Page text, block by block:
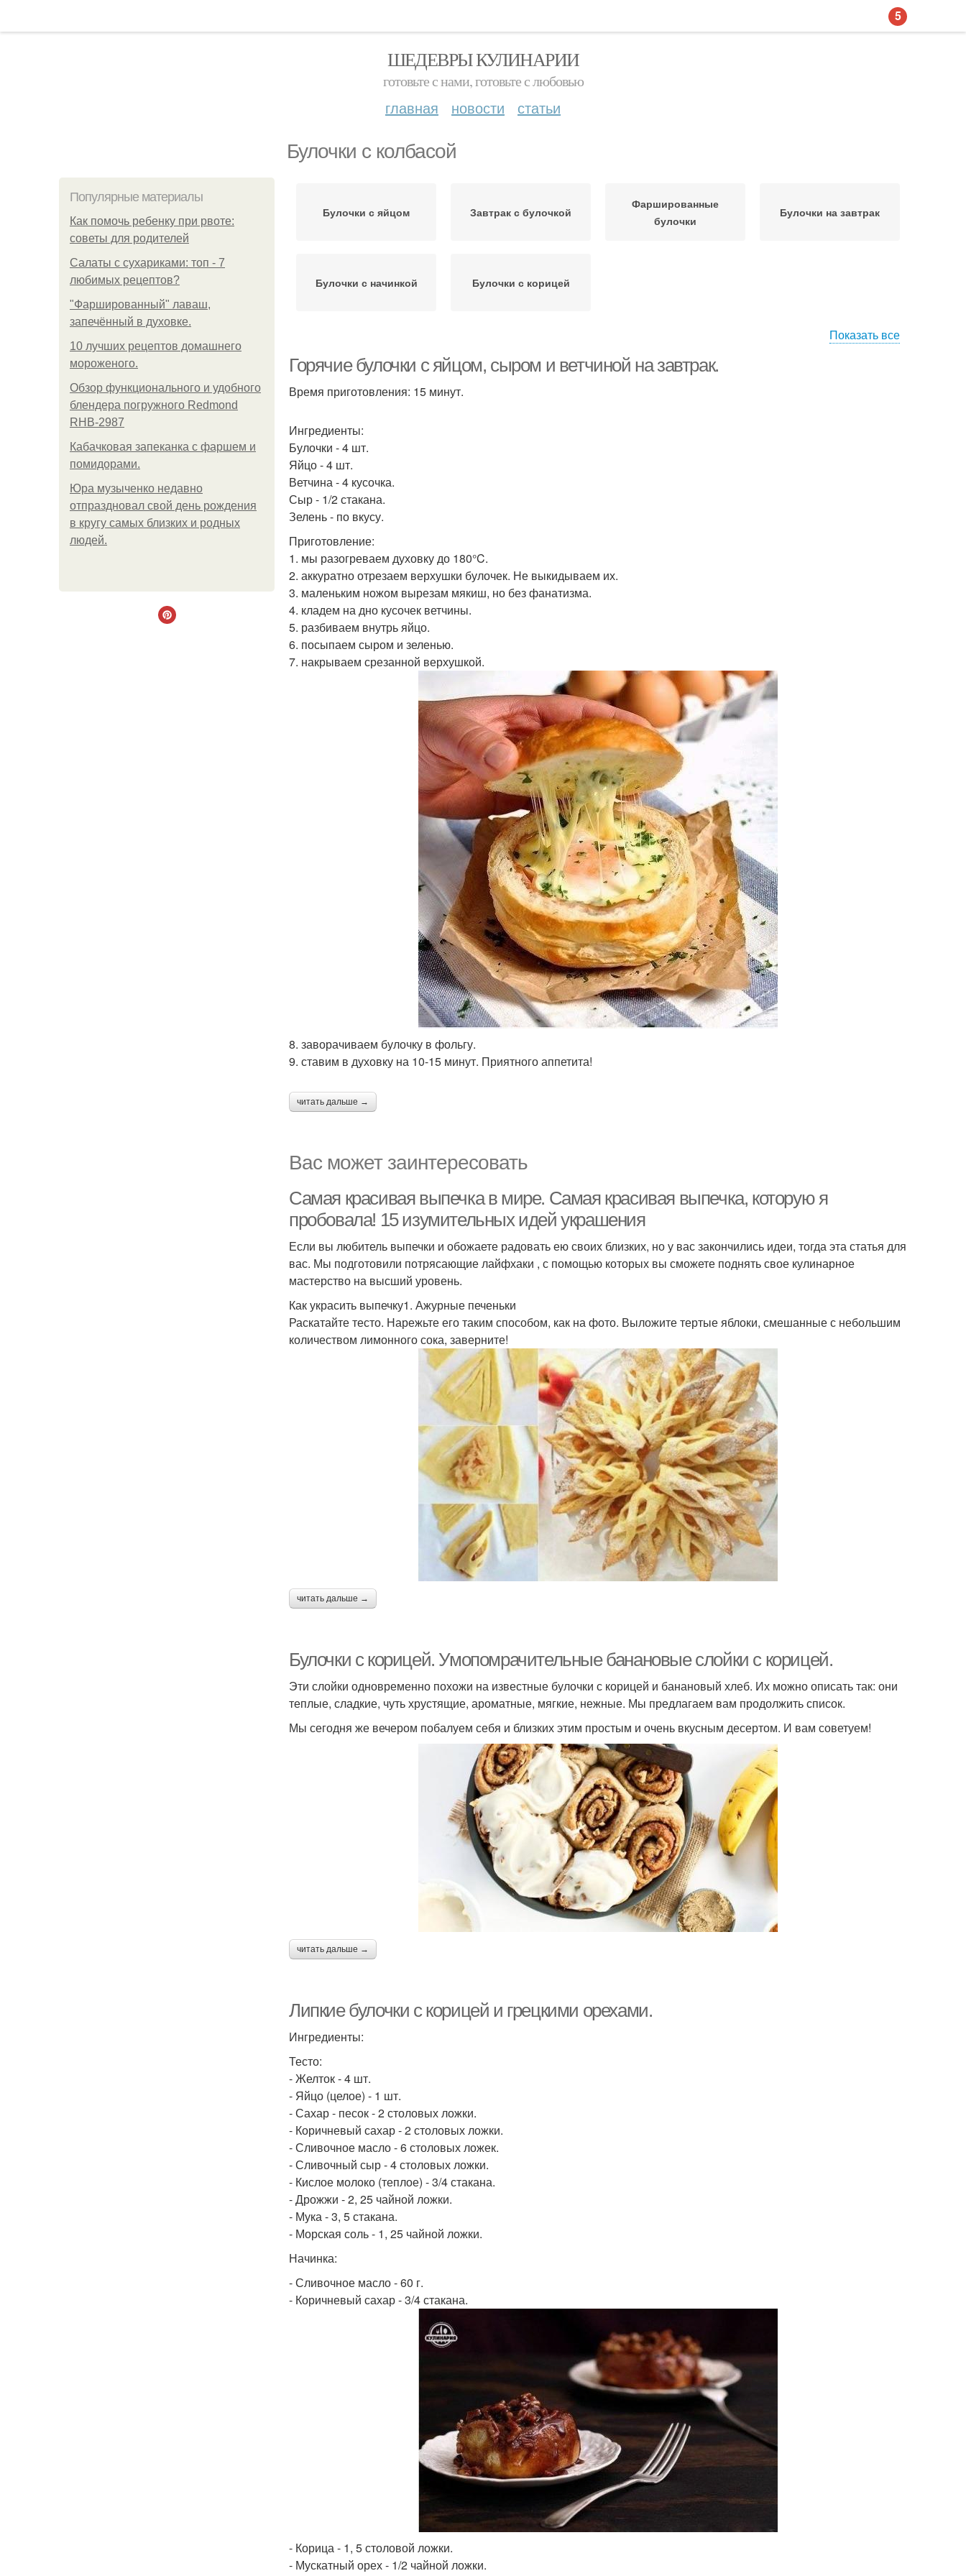
ШЕДЕВРЫ КУЛИНАРИИ
готовьте с нами, готовьте с любовью
главная новости статьи
Булочки с колбасой
Популярные материалы
Как помочь ребенку при рвоте:
советы для родителей
Салаты с сухариками: топ - 7
любимых рецептов?
"Фаршированный" лаваш,
запечённый в духовке.
10 лучших рецептов домашнего
мороженого.
Обзор функционального и удобного
блендера погружного Redmond
RHB-2987
Кабачковая запеканка с фаршем и
помидорами.
Юра музыченко недавно
отпраздновал свой день рождения
в кругу самых близких и родных
людей.
Булочки с яйцом Завтрак с булочкой
Фаршированные
булочки
Булочки на завтрак
Булочки с начинкой Булочки с корицей
Показать все
Горячие булочки с яйцом, сыром и ветчиной на завтрак.
Время приготовления: 15 минут.
Ингредиенты:
Булочки - 4 шт.
Яйцо - 4 шт.
Ветчина - 4 кусочка.
Сыр - 1/2 стакана.
Зелень - по вкусу.
Приготовление:
1. мы разогреваем духовку до 180°C.
2. аккуратно отрезаем верхушки булочек. Не выкидываем их.
3. маленьким ножом вырезам мякиш, но без фанатизма.
4. кладем на дно кусочек ветчины.
5. разбиваем внутрь яйцо.
6. посыпаем сыром и зеленью.
7. накрываем срезанной верхушкой.
8. заворачиваем булочку в фольгу.
9. ставим в духовку на 10-15 минут. Приятного аппетита!
читать дальше →
Вас может заинтересовать
Самая красивая выпечка в мире. Самая красивая выпечка, которую я
пробовала! 15 изумительных идей украшения
Если вы любитель выпечки и обожаете радовать ею своих близких, но у вас закончились идеи, тогда эта статья для
вас. Мы подготовили потрясающие лайфхаки , с помощью которых вы сможете поднять свое кулинарное
мастерство на высший уровень.
Как украсить выпечку1. Ажурные печеньки
Раскатайте тесто. Нарежьте его таким способом, как на фото. Выложите тертые яблоки, смешанные с небольшим
количеством лимонного сока, заверните!
читать дальше →
Булочки с корицей. Умопомрачительные банановые слойки с корицей.
Эти слойки одновременно похожи на известные булочки с корицей и банановый хлеб. Их можно описать так: они
теплые, сладкие, чуть хрустящие, ароматные, мягкие, нежные. Мы предлагаем вам продолжить список.
Мы сегодня же вечером побалуем себя и близких этим простым и очень вкусным десертом. И вам советуем!
читать дальше →
Липкие булочки с корицей и грецкими орехами.
Ингредиенты:
Тесто:
- Желток - 4 шт.
- Яйцо (целое) - 1 шт.
- Сахар - песок - 2 столовых ложки.
- Коричневый сахар - 2 столовых ложки.
- Сливочное масло - 6 столовых ложек.
- Сливочный сыр - 4 столовых ложки.
- Кислое молоко (теплое) - 3/4 стакана.
- Дрожжи - 2, 25 чайной ложки.
- Мука - 3, 5 стакана.
- Морская соль - 1, 25 чайной ложки.
Начинка:
- Сливочное масло - 60 г.
- Коричневый сахар - 3/4 стакана.
- Корица - 1, 5 столовой ложки.
- Мускатный орех - 1/2 чайной ложки.
5